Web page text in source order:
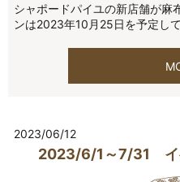
シャポードパイユの新店舗が麻
ンは2023年10月25日を予定し
2023/06/12
2023/6/1～7/31 イ